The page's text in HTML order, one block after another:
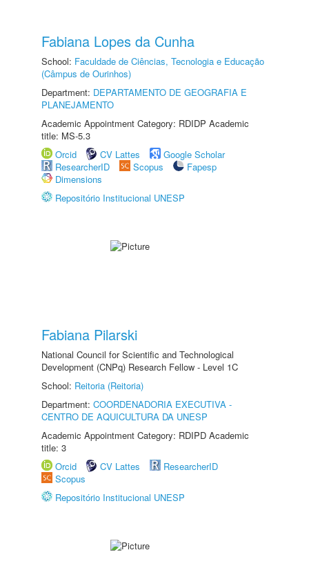
Fabiana Lopes da Cunha
School: Faculdade de Ciências, Tecnologia e Educação
(Câmpus de Ourinhos)
Department: DEPARTAMENTO DE GEOGRAFIA E
PLANEJAMENTO
Academic Appointment Category: RDIDP Academic
title: MS-5.3
Orcid
CV Lattes
Google Scholar
ResearcherID
Scopus
Fapesp
Dimensions
Repositório Institucional UNESP
Fabiana Pilarski
National Council for Scientific and Technological
Development (CNPq) Research Fellow - Level 1C
School: Reitoria (Reitoria)
Department: COORDENADORIA EXECUTIVA -
CENTRO DE AQUICULTURA DA UNESP
Academic Appointment Category: RDIPD Academic
title: 3
Orcid
CV Lattes
ResearcherID
Scopus
Repositório Institucional UNESP